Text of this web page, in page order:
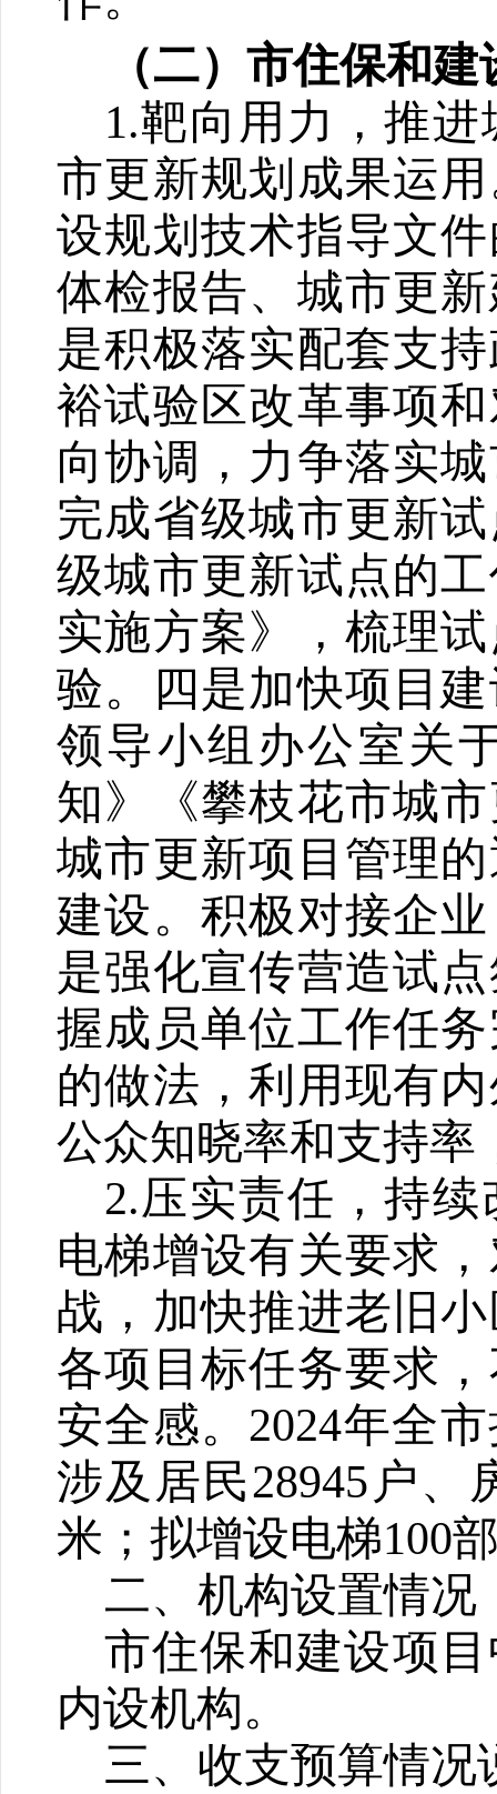
（二）市住保和
1.靶向用力，推
市更新规划成果运
设规划技术指导文
体检报告、城市更
是积极落实配套支
裕试验区改革事项
向协调，力争落实
完成省级城市更新
级城市更新试点的
实施方案》，梳理
验。四是加快项目
领导小组办公室关
知》《攀枝花市城
城市更新项目管理
建设。积极对接企
是强化宣传营造试
握成员单位工作任
的做法，利用现有
公众知晓率和支持率
2.压实责任，持
电梯增设有关要求
战，加快推进老旧
各项目标任务要求
安全感。 2024年全
涉及居民28945 户、
米；拟增设电梯100
二、机构设置情况
市住保和建设项
内设机构。
三、收支预算情况